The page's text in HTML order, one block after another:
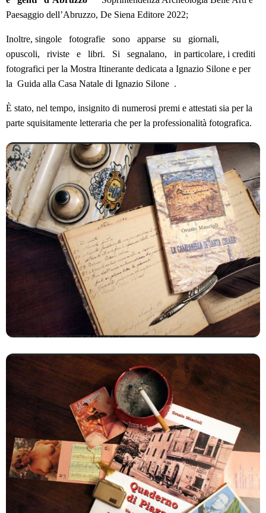
Paesaggio dell’Abruzzo, De Siena Editore 2022;
Inoltre, singole fotografie sono apparse su giornali,
opuscoli, riviste e libri. Si segnalano, in particolare, i crediti
fotografici per la Mostra Itinerante dedicata a Ignazio Silone e per
la Guida alla Casa Natale di Ignazio Silone .
È stato, nel tempo, insignito di numerosi premi e attestati sia per la
parte squisitamente letteraria che per la professionalità fotografica.